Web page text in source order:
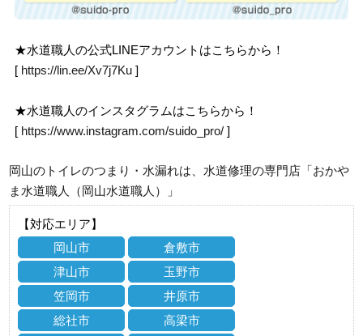
★水道職人の公式LINEアカウントはこちらから！
[ https://lin.ee/Xv7j7Ku ]
★水道職人のインスタグラムはこちらから！
[ https://www.instagram.com/suido_pro/ ]
岡山のトイレのつまり・水漏れは、水道修理の専門店「おかや
ま水道職人（岡山水道職人）」
【対応エリア】
岡山市
倉敷市
津山市
玉野市
笠岡市
井原市
総社市
高梁市